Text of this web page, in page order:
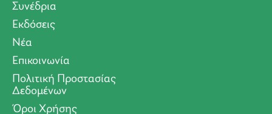
Συνέδρια
Εκδόσεις
Νέα
Επικοινωνία
Πολιτική Προστασίας
Δεδομένων
Όροι Xρήσης